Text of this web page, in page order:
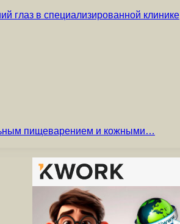
глаз в специализированной клинике
пищеварением и кожными…